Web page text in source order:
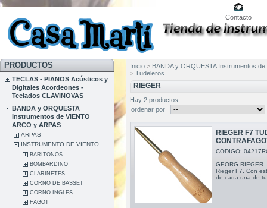
Contacto
PRODUCTOS
TECLAS - PIANOS Acústicos y
Digitales Acordeones -
Teclados CLAVINOVAS
BANDA y ORQUESTA
Instrumentos de VIENTO
ARCO y ARPAS
ARPAS
INSTRUMENTO DE VIENTO
BARITONOS
BOMBARDINO
CLARINETES
CORNO DE BASSET
CORNO INGLES
FAGOT
Inicio > BANDA y ORQUESTA Instrumentos
> Tudeleros
RIEGER
Hay 2 productos
ordenar por
RIEGER F7
CODIGO:
GEORG RIEGER
Rieger F7. Con
de cada una de